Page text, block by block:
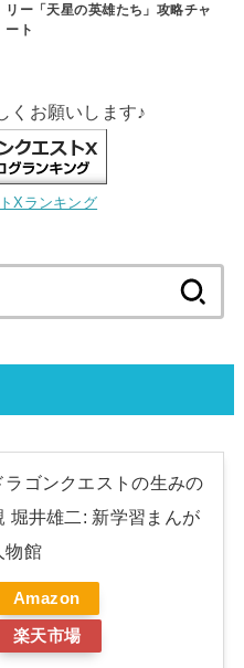
リー「天星の英雄たち」攻略チャ
ート
くお願いします♪
Xランキング
:
ラゴンクエストの生みの
堀井雄二: 新学習まんが
物館
Amazon
楽天市場